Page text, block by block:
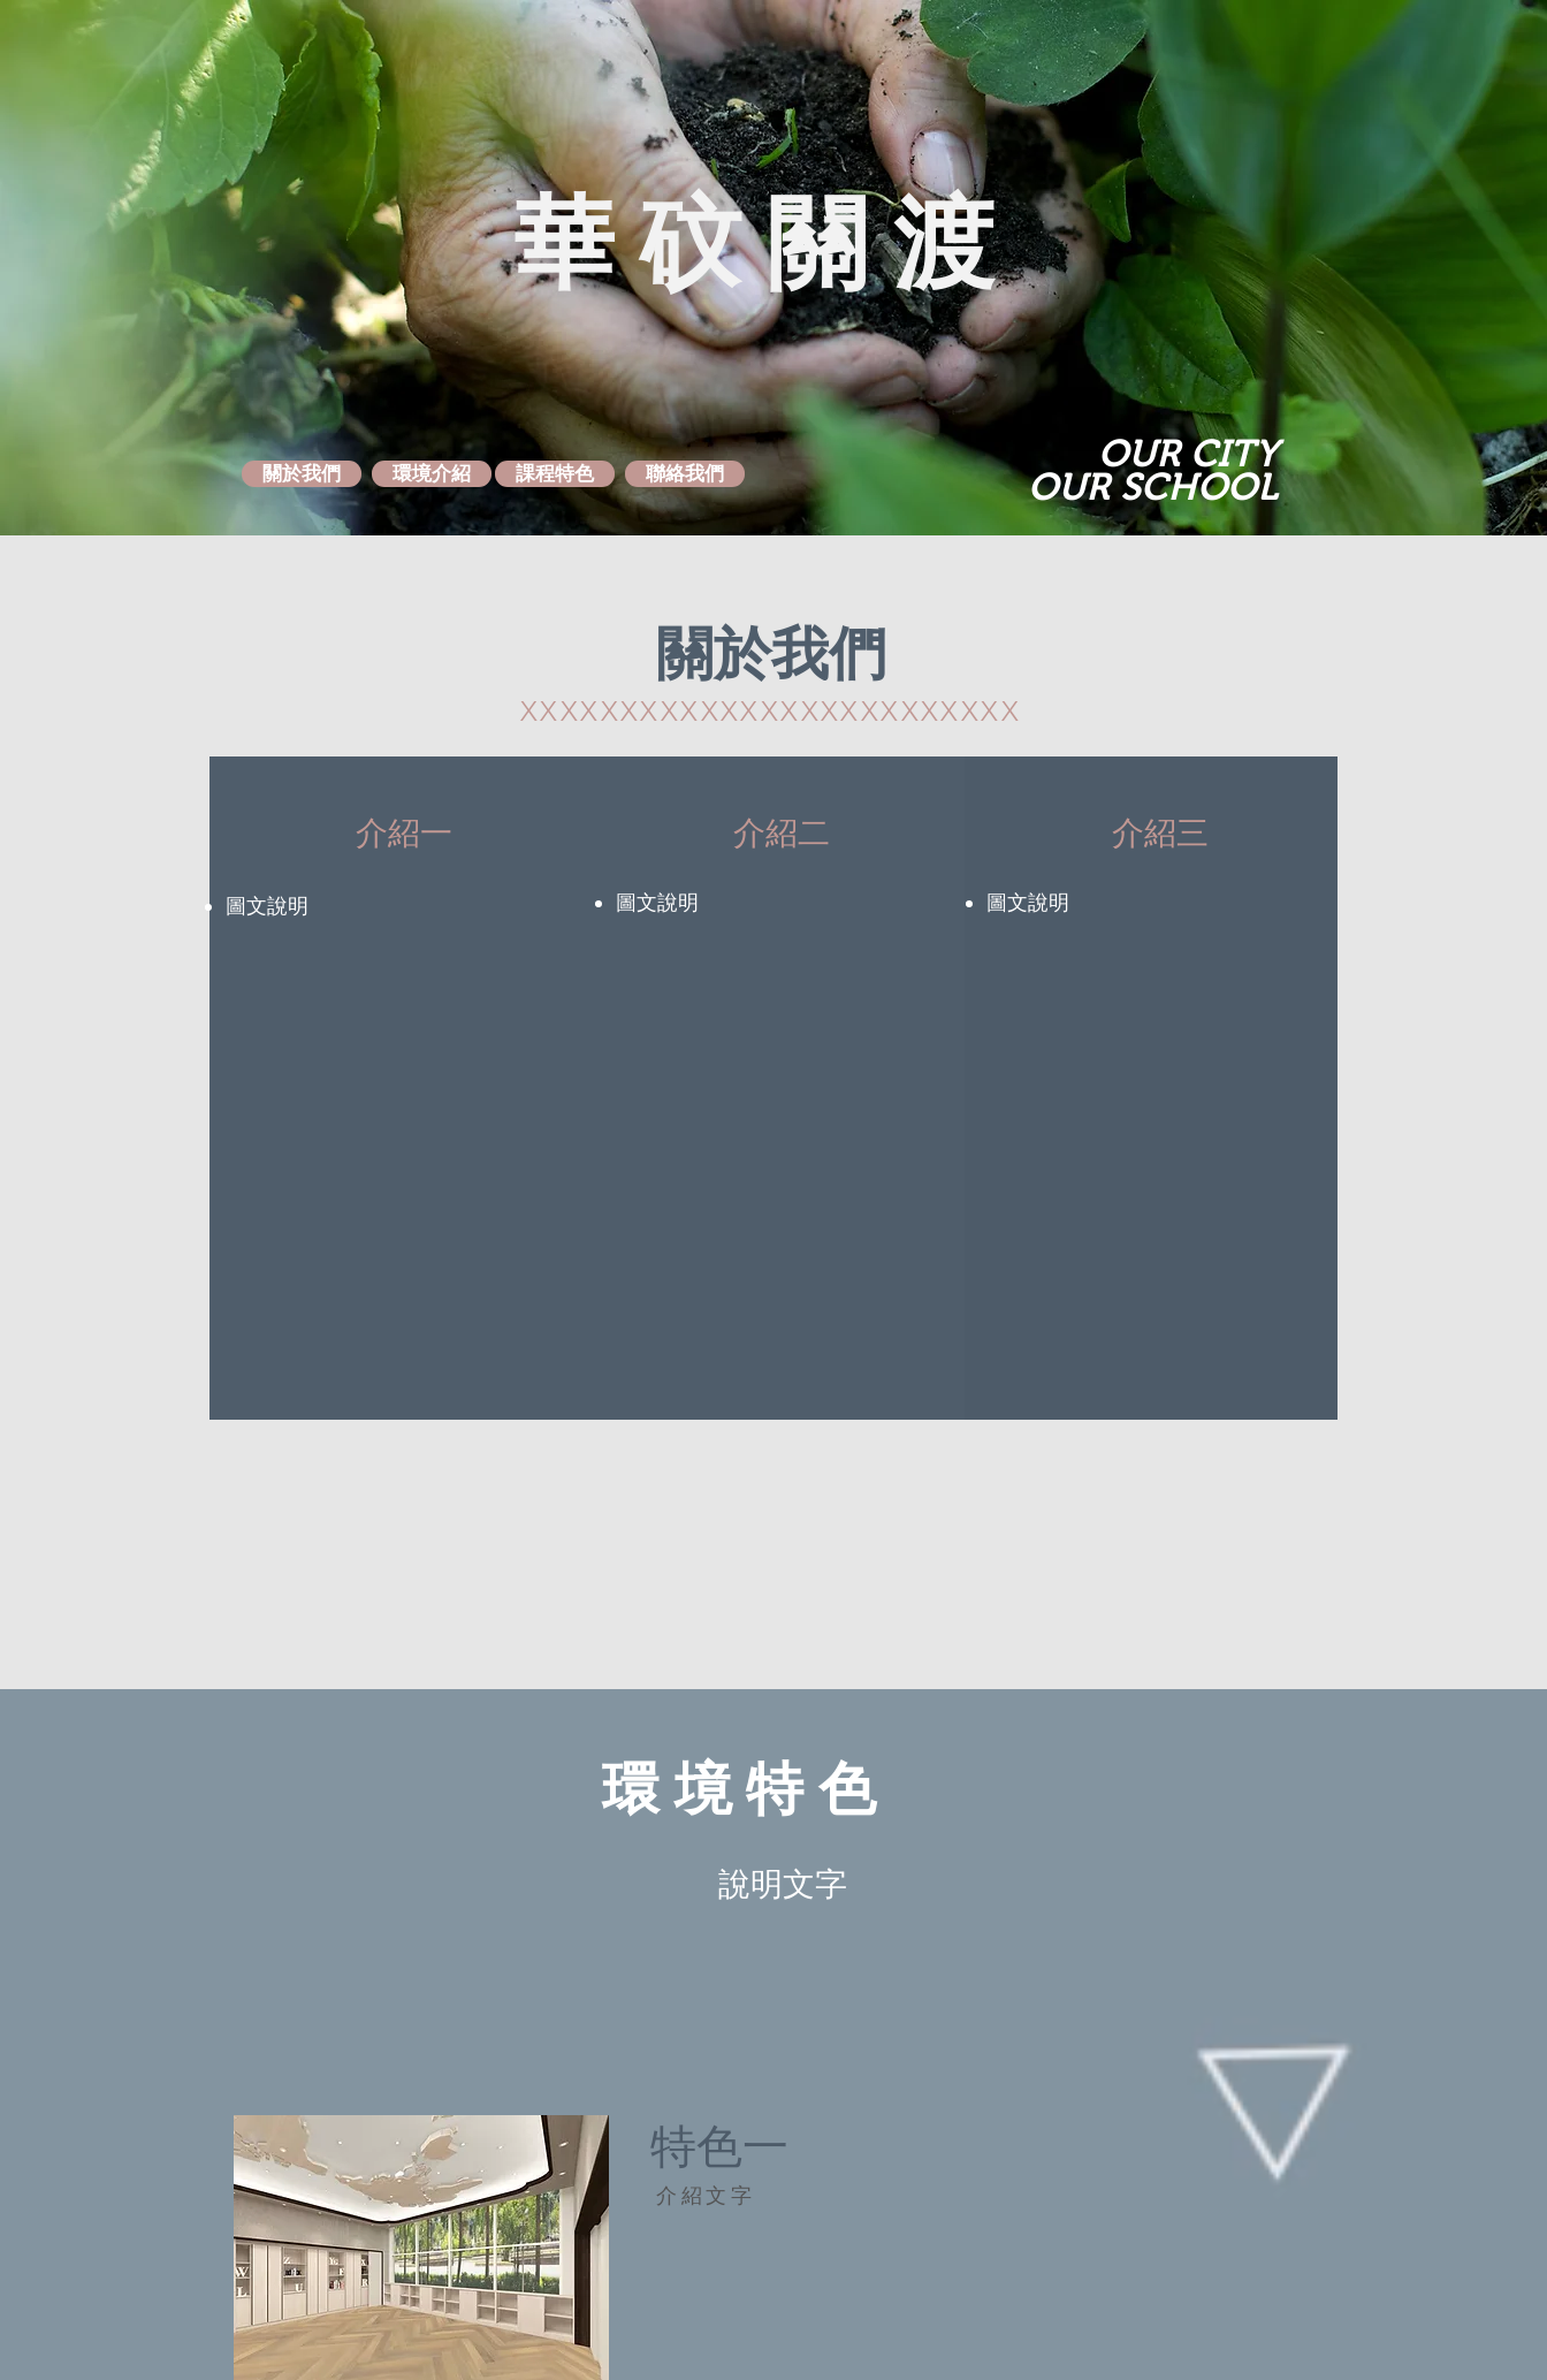
華砇關渡
關於我們 環境介紹 課程特色 聯絡我們 OUR CITY
OUR SCHOOL
關於我們
XXXXXXXXXXXXXXXXXXXXXXXXX
介紹一
圖文說明 ​圖文說明 ​圖文說明
介紹二 介紹三
​環境特色
說明文字
特色一
​介紹文字